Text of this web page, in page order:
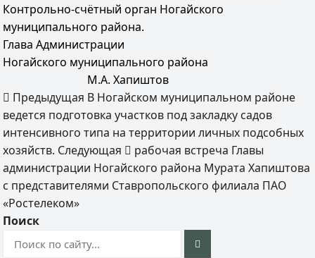
Контрольно-счётный орган Ногайского
муниципального района.
Глава Администрации
Ногайского муниципального района
М.А. Хапиштов
Предыдущая В Ногайском муниципальном районе
ведется подготовка участков под закладку садов
интенсивного типа на территории личных подсобных
хозяйств. Следующая
рабочая встреча Главы
администрации Ногайского района Мурата Хапиштова
с представителями Ставропольского филиала ПАО
«Ростелеком»
Поиск